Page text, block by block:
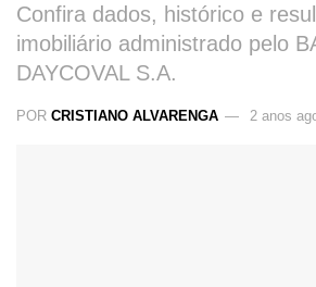
Confira dados, histórico e
imobiliário administrado pelo
DAYCOVAL S.A.
POR CRISTIANO ALVARENGA 2 anos